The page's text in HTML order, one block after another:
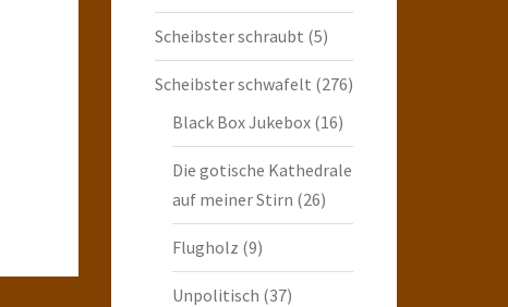
Scheibster schraubt (5)
Scheibster schwafelt (276)
Black Box Jukebox(16)
Die gotische Kathedrale
auf meiner Stirn (26)
Flugholz (9)
Unpolitisch (37)